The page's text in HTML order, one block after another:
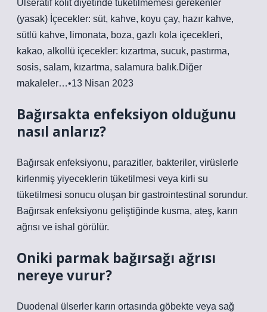
Ülseratif kolit diyetinde tüketilmemesi gerekenler
(yasak) İçecekler: süt, kahve, koyu çay, hazır kahve,
sütlü kahve, limonata, boza, gazlı kola içecekleri,
kakao, alkollü içecekler: kızartma, sucuk, pastırma,
sosis, salam, kızartma, salamura balık.Diğer
makaleler…•13 Nisan 2023
Bağırsakta enfeksiyon olduğunu
nasıl anlarız?
Bağırsak enfeksiyonu, parazitler, bakteriler, virüslerle
kirlenmiş yiyeceklerin tüketilmesi veya kirli su
tüketilmesi sonucu oluşan bir gastrointestinal sorundur.
Bağırsak enfeksiyonu geliştiğinde kusma, ateş, karın
ağrısı ve ishal görülür.
Oniki parmak bağırsağı ağrısı
nereye vurur?
Duodenal ülserler karın ortasında göbekte veya sağ